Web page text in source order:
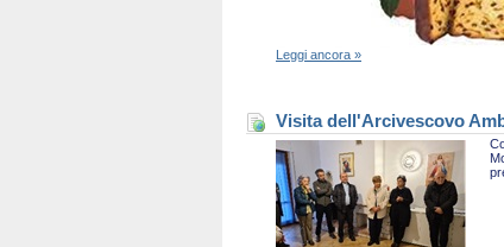
Leggi ancora »
Visita dell'Arcivescovo